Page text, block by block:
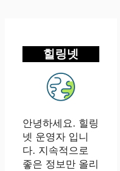
힐링넷
안녕하세요. 힐링
넷 운영자 입니
다. 지속적으로
좋은 정보만 올리